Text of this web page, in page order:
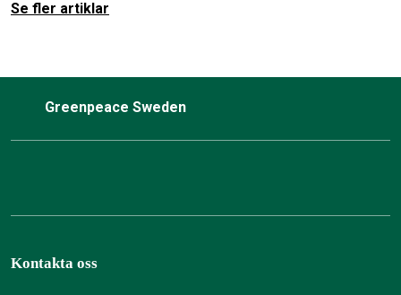
Se fler artiklar
Greenpeace Sweden
Kontakta oss